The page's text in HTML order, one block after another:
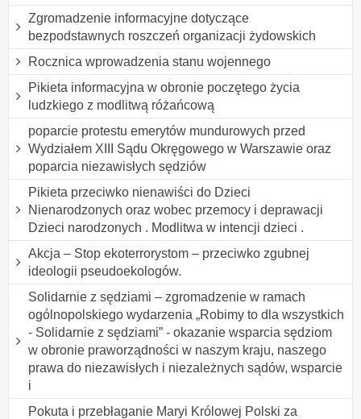
Zgromadzenie informacyjne dotyczące
bezpodstawnych roszczeń organizacji żydowskich
Rocznica wprowadzenia stanu wojennego
Pikieta informacyjna w obronie poczętego życia
ludzkiego z modlitwą różańcową
poparcie protestu emerytów mundurowych przed
Wydziałem XIII Sądu Okręgowego w Warszawie oraz
poparcia niezawisłych sędziów
Pikieta przeciwko nienawiści do Dzieci
Nienarodzonych oraz wobec przemocy i deprawacji
Dzieci narodzonych . Modlitwa w intencji dzieci .
Akcja – Stop ekoterrorystom – przeciwko zgubnej
ideologii pseudoekologów.
Solidarnie z sędziami – zgromadzenie w ramach
ogólnopolskiego wydarzenia „Robimy to dla wszystkich
- Solidarnie z sędziami” - okazanie wsparcia sędziom
w obronie praworządności w naszym kraju, naszego
prawa do niezawisłych i niezależnych sądów, wsparcie
i
Pokuta i przebłaganie Maryi Królowej Polski za